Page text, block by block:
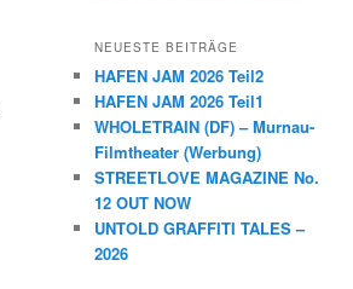
NEUESTE BEITRÄGE
HAFEN JAM 2026 Teil2
HAFEN JAM 2026 Teil1
WHOLETRAIN (DF) – Murnau-
Filmtheater (Werbung)
STREETLOVE MAGAZINE No.
12 OUT NOW
UNTOLD GRAFFITI TALES –
2026